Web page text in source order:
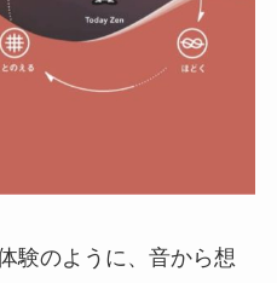
験のように、音から想